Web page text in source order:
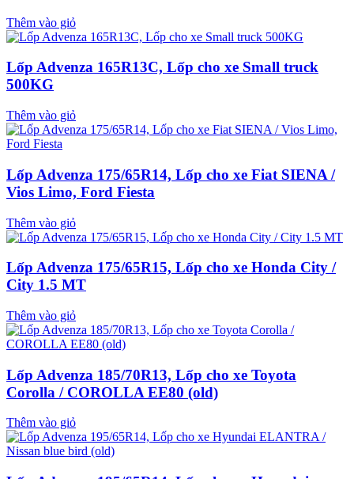
Thêm vào giỏ
Lốp Advenza 165R13C, Lốp cho xe Small truck
500KG
Thêm vào giỏ
Lốp Advenza 175/65R14, Lốp cho xe Fiat SIENA /
Vios Limo, Ford Fiesta
Thêm vào giỏ
Lốp Advenza 175/65R15, Lốp cho xe Honda City /
City 1.5 MT
Thêm vào giỏ
Lốp Advenza 185/70R13, Lốp cho xe Toyota
Corolla / COROLLA EE80 (old)
Thêm vào giỏ